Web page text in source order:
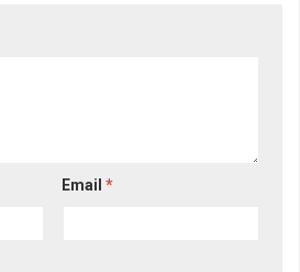
Email*